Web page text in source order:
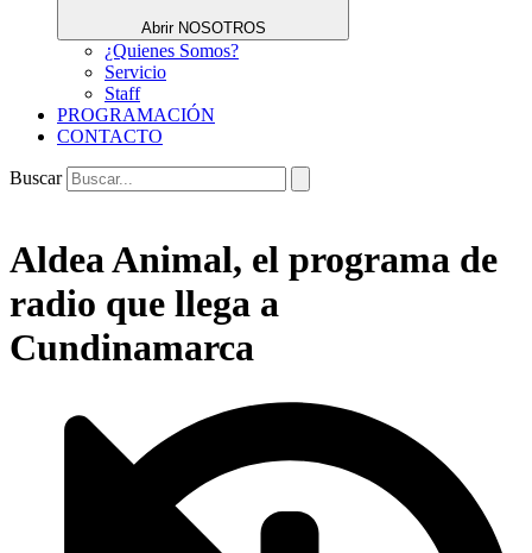
Abrir NOSOTROS
¿Quienes Somos?
Servicio
Staff
PROGRAMACIÓN
CONTACTO
Buscar
Aldea Animal, el programa de
radio que llega a
Cundinamarca